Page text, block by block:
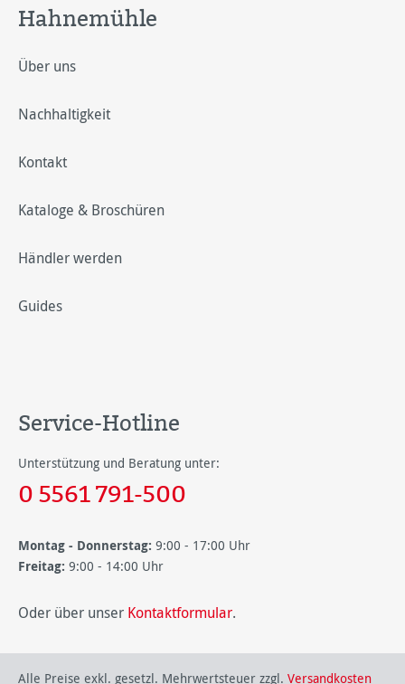
Hahnemühle
Über uns
Nachhaltigkeit
Kontakt
Kataloge & Broschüren
Händler werden
Guides
Service-Hotline
Unterstützung und Beratung unter:
0 5561 791-500
Montag - Donnerstag: 9:00 - 17:00 Uhr
Freitag: 9:00 - 14:00 Uhr
Oder über unser Kontaktformular.
Alle Preise exkl. gesetzl. Mehrwertsteuer zzgl. Versandkosten